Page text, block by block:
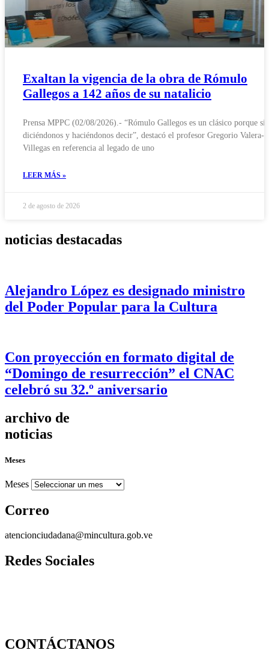
Exaltan la vigencia de la obra de Rómulo
Gallegos a 142 años de su natalicio
Prensa MPPC (02/08/2026).- “Rómulo Gallegos es un clásico porque
diciéndonos y haciéndonos decir”, destacó el profesor Gregorio Valera-
Villegas en referencia al legado de uno
LEER MÁS »
2 de agosto de 2026
noticias destacadas
Alejandro López es designado ministro
del Poder Popular para la Cultura
Con proyección en formato digital de
“Domingo de resurrección” el CNAC
celebró su 32.º aniversario
archivo de
noticias
Meses
Meses
Correo
atencionciudadana@mincultura.gob.ve
Redes Sociales
CONTÁCTANOS